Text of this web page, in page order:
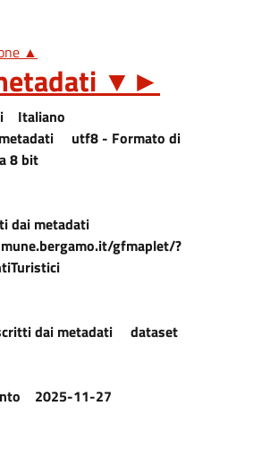
▲
▼ ►
Italiano
utf8 - Formato di
8 bit
dai metadati
gfmaplet/?
dai metadati dataset
2025-11-27